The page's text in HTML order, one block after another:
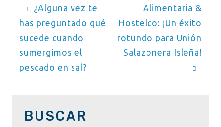
Navegación
de
entradas
¿Alguna vez te
has preguntado qué
sucede cuando
sumergimos el
pescado en sal?
Alimentaria &
Hostelco: ¡Un éxito
rotundo para Unión
Salazonera Isleña!
BUSCAR